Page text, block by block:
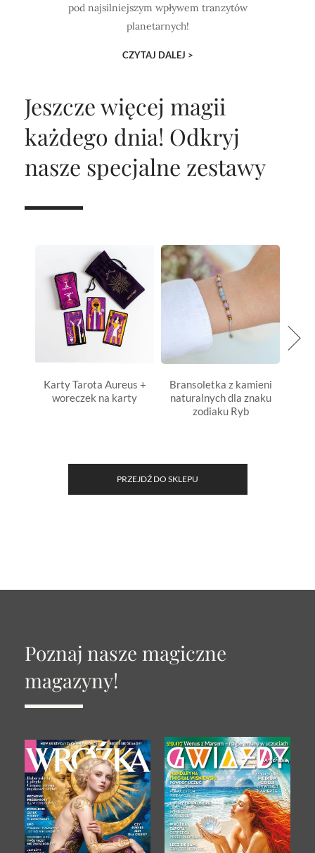
pod najsilniejszym wpływem tranzytów
planetarnych!
CZYTAJ DALEJ >
Jeszcze więcej magii
każdego dnia! Odkryj
nasze specjalne zestawy
Karty Tarota Aureus +
woreczek na karty
Bransoletka z kamieni
naturalnych dla znaku
zodiaku Ryb
PRZEJDŹ DO SKLEPU
Poznaj nasze magiczne
magazyny!